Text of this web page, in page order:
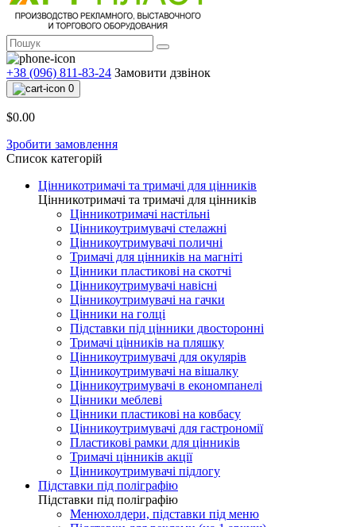
+38 (096) 811-83-24 Замовити дзвінок
0
$0.00
Зробити замовлення
Список категорій
Цінникотримачі та тримачі для цінників
Цінникотримачі та тримачі для цінників
Цінникотримачі настільні
Цінникоутримувачі стелажні
Цінникоутримувачі поличні
Тримачі для цінників на магніті
Цінники пластикові на скотчі
Цінникоутримувачі навісні
Цінникоутримувачі на гачки
Цінники на голці
Підставки під цінники двосторонні
Тримачі цінників на пляшку
Цінникоутримувачі для окулярів
Цінникоутримувачі на вішалку
Цінникоутримувачі в економпанелі
Цінники меблеві
Цінники пластикові на ковбасу
Цінникоутримувачі для гастрономії
Пластикові рамки для цінників
Тримачі цінників акції
Цінникоутримувачі підлогу
Підставки під поліграфію
Підставки під поліграфію
Менюхолдери, підставки під меню